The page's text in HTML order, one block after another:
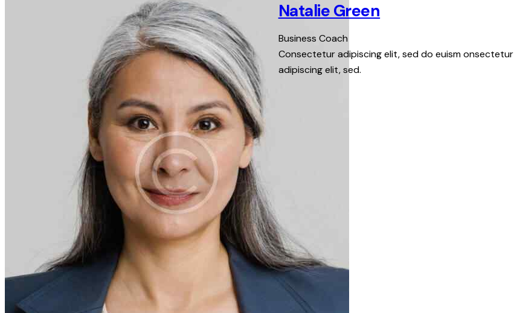
Natalie Green
Business Coach
Consectetur adipiscing elit, sed do euism onsectetur
adipiscing elit, sed.